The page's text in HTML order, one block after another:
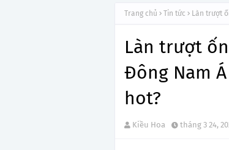
Trang chủ Tin tức Làn trượt
Làn trượt
Đông Nam
hot?
Kiều Hoa tháng 3 24,